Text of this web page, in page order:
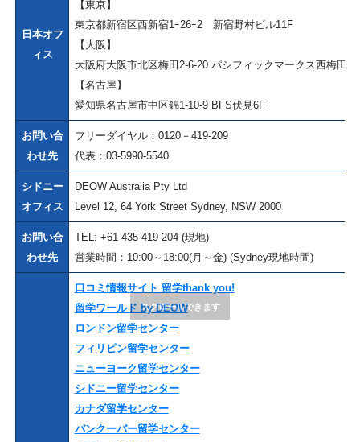
日本オフ
ィス
【東京】
東京都新宿区西新宿1ｰ26ｰ2 新宿野村ビル11F
【大阪】
大阪府大阪市北区梅田2-6-20 パシフィックマークス西梅田
【名古屋】
愛知県名古屋市中区錦1-10-9 BFS伏見6F
お問い合
わせ先
フリーダイヤル：0120－419-209
代表：03-5990-5540
シドニー
オフィス
DEOW Australia Pty Ltd
Level 12, 64 York Street Sydney, NSW 2000
お問い合
わせ先
TEL: +61-435-419-204 (現地)
営業時間：10:00～18:00(月～金) (Sydney現地時間)
口コミ情報サイト 留学thank you!
留学ワールド by DEOW
ロンドン留学センター
フィリピン留学センター
ニューヨーク留学センター
シドニー留学センター
カナダ留学センター
バンクーバー留学センター